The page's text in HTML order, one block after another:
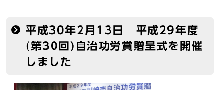
平成30年2月13日 平成29年度
(第30回)自治功労賞贈呈式を開催
しました